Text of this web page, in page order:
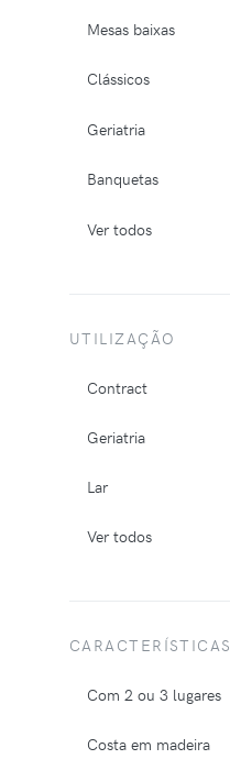
Mesas baixas
Clássicos
Geriatria
Banquetas
Ver todos
UTILIZAÇÃO
Contract
Geriatria
Lar
Ver todos
CARACTERÍSTICAS
Com 2 ou 3 lugares
Costa em madeira